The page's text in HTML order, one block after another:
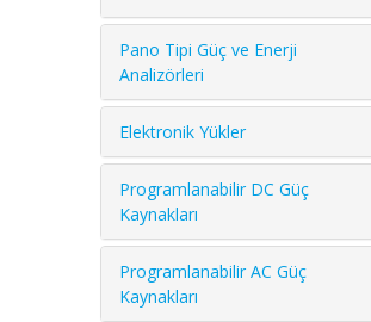
Pano Tipi Güç ve Enerji
Analizörleri
Elektronik Yükler
Programlanabilir DC Güç
Kaynakları
Programlanabilir AC Güç
Kaynakları